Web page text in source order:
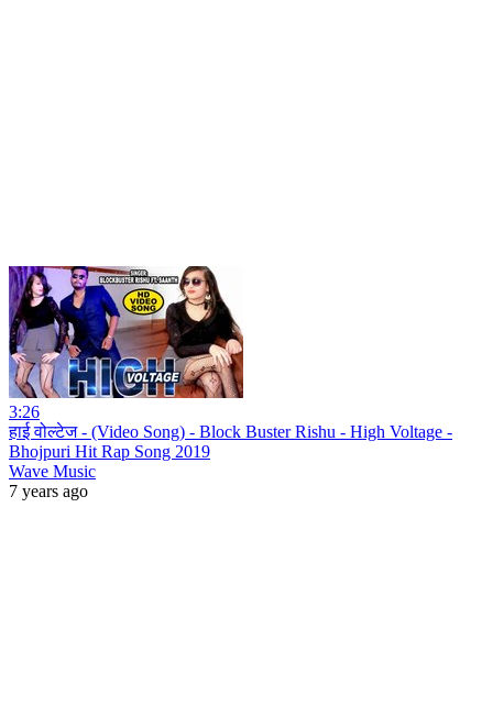
3:26
हाई वोल्टेज - (Video Song) - Block Buster Rishu - High Voltage -
Bhojpuri Hit Rap Song 2019
Wave Music
7 years ago